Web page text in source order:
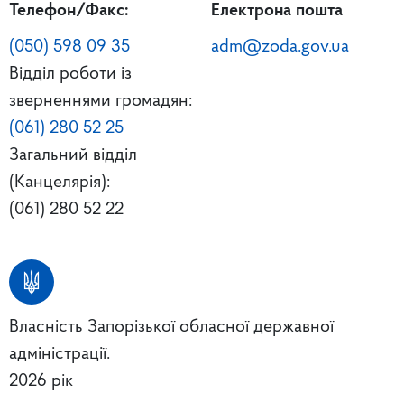
Телефон/Факс:
(050) 598 09 35
Відділ роботи із
зверненнями громадян:
(061) 280 52 25
Загальний відділ
(Канцелярія):
(061) 280 52 22
Електрона пошта
adm@zoda.gov.ua
Власність Запорізької обласної державної
адміністрації.
2026 рік